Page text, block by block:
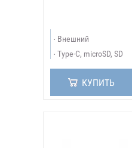
Внешний
Type-C, microSD, SD
КУПИТЬ